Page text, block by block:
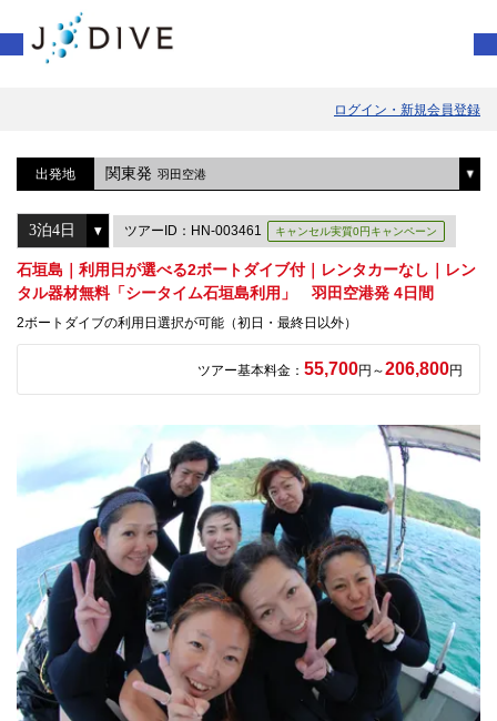
ログイン・新規会員登録
出発地 関東発 羽田空港
ツアーID：HN-003461 キャンセル実質0円キャンペーン
石垣島｜利用日が選べる2ボートダイブ付｜レンタカーなし｜レン
タル器材無料「シータイム石垣島利用」 羽田空港発 4日間
2ボートダイブの利用日選択が可能（初日・最終日以外）
ツアー基本料金： 55,700円～206,800円